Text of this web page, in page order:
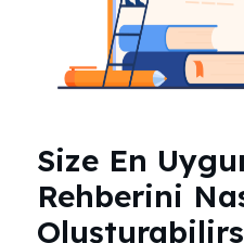
Size En
Rehberini